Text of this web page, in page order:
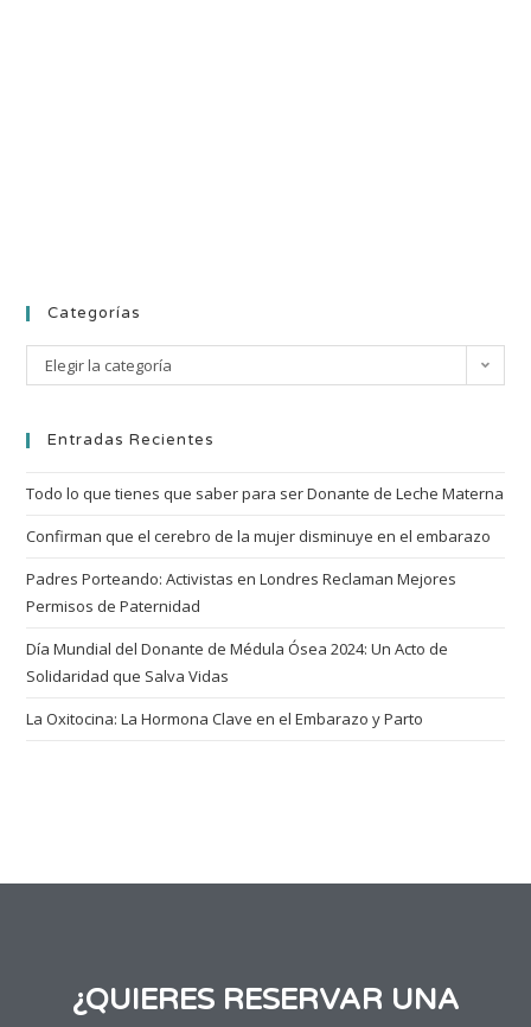
Categorías
Elegir la categoría
Entradas Recientes
Todo lo que tienes que saber para ser Donante de Leche Materna
Confirman que el cerebro de la mujer disminuye en el embarazo
Padres Porteando: Activistas en Londres Reclaman Mejores
Permisos de Paternidad
Día Mundial del Donante de Médula Ósea 2024: Un Acto de
Solidaridad que Salva Vidas
La Oxitocina: La Hormona Clave en el Embarazo y Parto
¿QUIERES RESERVAR UNA